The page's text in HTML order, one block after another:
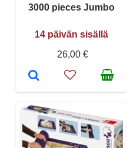
3000 pieces Jumbo
14 päivän sisällä
26,00 €